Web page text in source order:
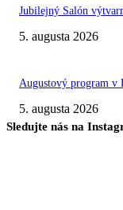
Jubilejný Salón
5. augusta 2026
Augustový program v
5. augusta 2026
Sledujte nás na